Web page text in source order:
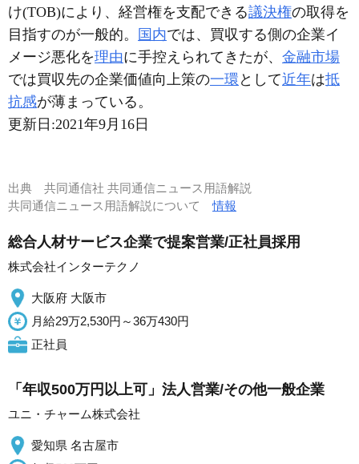
け(TOB)により、経営権を支配できる議決権の取得を
目指すのが一般的。 国内では、買収する側の企業イ
メージ悪化を理由に手控えられてきたが、 金融市場
では買収先の企業価値向上策の一環 として近年は抵
抗感が薄まっている。
更新日:2021年9月16日
出典 共同通信社 共同通信ニュース用語解説
共同通信ニュース用語解説について情報
総合人材サービス企業で提案営業/正社員採用
株式会社インターテクノ
大阪府 大阪市
月給29万2,530円～36万430円
正社員
「年収500万円以上可」法人営業/その他一般企業
ユニ・チャーム株式会社
愛知県 名古屋市